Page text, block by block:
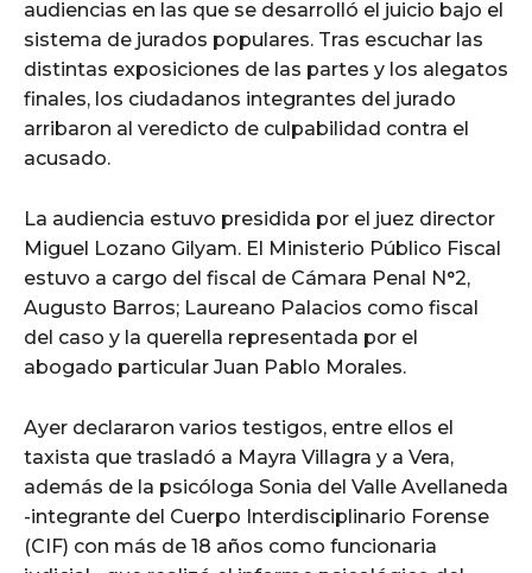
audiencias en las que se desarrolló el juicio bajo el
sistema de jurados populares. Tras escuchar las
distintas exposiciones de las partes y los alegatos
finales, los ciudadanos integrantes del jurado
arribaron al veredicto de culpabilidad contra el
acusado.
La audiencia estuvo presidida por el juez director
Miguel Lozano Gilyam. El Ministerio Público Fiscal
estuvo a cargo del fiscal de Cámara Penal N°2,
Augusto Barros; Laureano Palacios como fiscal
del caso y la querella representada por el
abogado particular Juan Pablo Morales.
Ayer declararon varios testigos, entre ellos el
taxista que trasladó a Mayra Villagra y a Vera,
además de la psicóloga Sonia del Valle Avellaneda
-integrante del Cuerpo Interdisciplinario Forense
(CIF) con más de 18 años como funcionaria